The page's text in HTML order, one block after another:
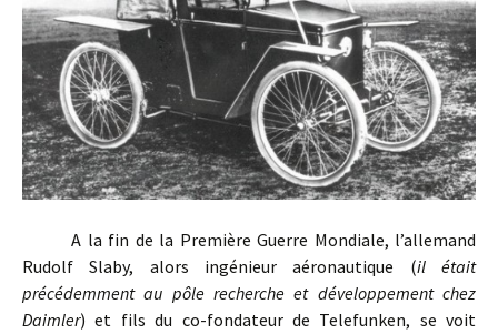
A la fin de la Première Guerre Mondiale, l’allemand
Rudolf Slaby, alors ingénieur aéronautique (il était
précédemment au pôle recherche et développement chez
Daimler) et fils du co-fondateur de Telefunken, se voit